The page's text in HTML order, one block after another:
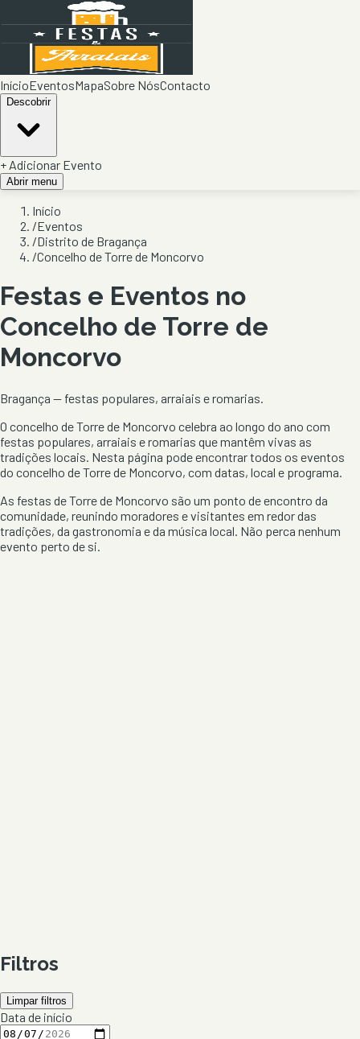
InícioEventosMapaSobre NósContacto
Descobrir
+ Adicionar Evento
Abrir menu
Início
/Eventos
/Distrito de Bragança
/Concelho de Torre de Moncorvo
Festas e Eventos no
Concelho de Torre de
Moncorvo
Bragança — festas populares, arraiais e romarias.
O concelho deTorre de Moncorvo celebra ao longo do ano com
festas populares, arraiais e romarias que mantêm vivas as
tradições locais. Nesta página pode encontrar todos os eventos
do concelho deTorre de Moncorvo, com datas, local e programa.
As festas deTorre de Moncorvo são um ponto de encontro da
comunidade, reunindo moradores e visitantes em redor das
tradições, da gastronomia e da música local. Não perca nenhum
evento perto de si.
Filtros
Limpar filtros
Data de início